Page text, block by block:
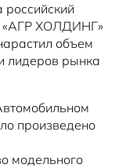
«АГР ХОЛДИНГ»
объем
лидеров рынка
произведено
модельного